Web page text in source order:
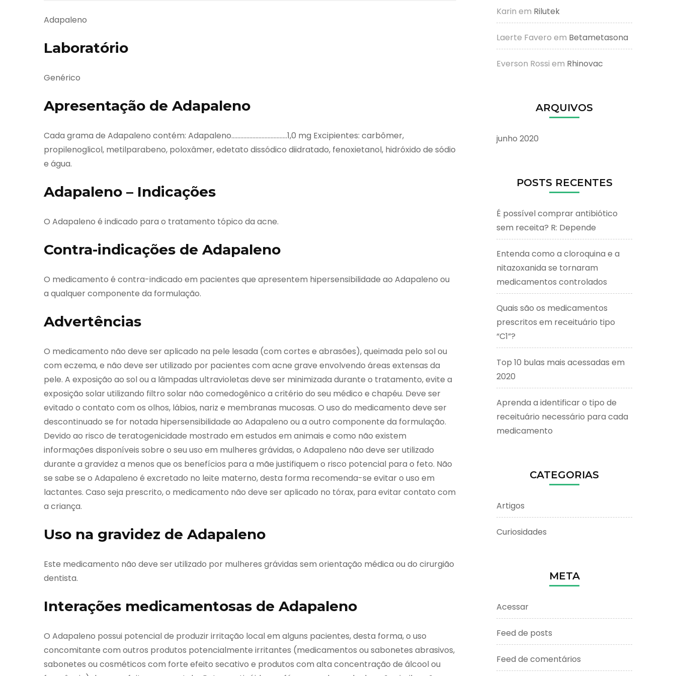
Adapaleno
Laboratório
Genérico
Apresentação de Adapaleno
Cada grama de Adapaleno contém: Adapaleno……………………………….1,0 mg Excipientes: carbômer,
propilenoglicol, metilparabeno, poloxâmer, edetato dissódico diidratado, fenoxietanol, hidróxido de sódio
e água.
Adapaleno – Indicações
O Adapaleno é indicado para o tratamento tópico da acne.
Contra-indicações de Adapaleno
O medicamento é contra-indicado em pacientes que apresentem hipersensibilidade ao Adapaleno ou
a qualquer componente da formulação.
Advertências
O medicamento não deve ser aplicado na pele lesada (com cortes e abrasões), queimada pelo sol ou
com eczema, e não deve ser utilizado por pacientes com acne grave envolvendo áreas extensas da
pele. A exposição ao sol ou a lâmpadas ultravioletas deve ser minimizada durante o tratamento, evite a
exposição solar utilizando filtro solar não comedogênico a critério do seu médico e chapéu. Deve ser
evitado o contato com os olhos, lábios, nariz e membranas mucosas. O uso do medicamento deve ser
descontinuado se for notada hipersensibilidade ao Adapaleno ou a outro componente da formulação.
Devido ao risco de teratogenicidade mostrado em estudos em animais e como não existem
informações disponíveis sobre o seu uso em mulheres grávidas, o Adapaleno não deve ser utilizado
durante a gravidez a menos que os benefícios para a mãe justifiquem o risco potencial para o feto. Não
se sabe se o Adapaleno é excretado no leite materno, desta forma recomenda-se evitar o uso em
lactantes. Caso seja prescrito, o medicamento não deve ser aplicado no tórax, para evitar contato com
a criança.
Uso na gravidez de Adapaleno
Este medicamento não deve ser utilizado por mulheres grávidas sem orientação médica ou do cirurgião
dentista.
Interações medicamentosas de Adapaleno
O Adapaleno possui potencial de produzir irritação local em alguns pacientes, desta forma, o uso
concomitante com outros produtos potencialmente irritantes (medicamentos ou sabonetes abrasivos,
sabonetes ou cosméticos com forte efeito secativo e produtos com alta concentração de álcool ou
Karin em Rilutek
Laerte Favero em Betametasona
Everson Rossi em Rhinovac
ARQUIVOS
junho 2020
POSTS RECENTES
É possível comprar antibiótico
sem receita? R: Depende
Entenda como a cloroquina e a
nitazoxanida se tornaram
medicamentos controlados
Quais são os medicamentos
prescritos em receituário tipo
“C1”?
Top 10 bulas mais acessadas em
2020
Aprenda a identificar o tipo de
receituário necessário para cada
medicamento
CATEGORIAS
Artigos
Curiosidades
META
Acessar
Feed de posts
Feed de comentários